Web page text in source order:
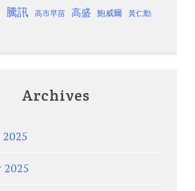
騰訊 高市早苗 高盛 鮑威爾 黃仁勳
Archives
2025